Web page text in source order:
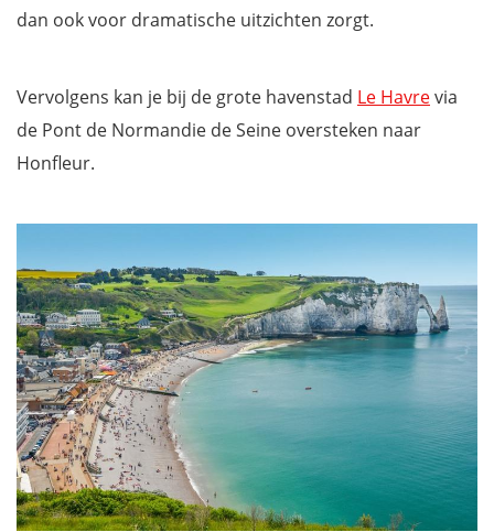
dan ook voor dramatische uitzichten zorgt.
Vervolgens kan je bij de grote havenstad Le Havrevia
de Pont de Normandie de Seine oversteken naar
Honfleur.